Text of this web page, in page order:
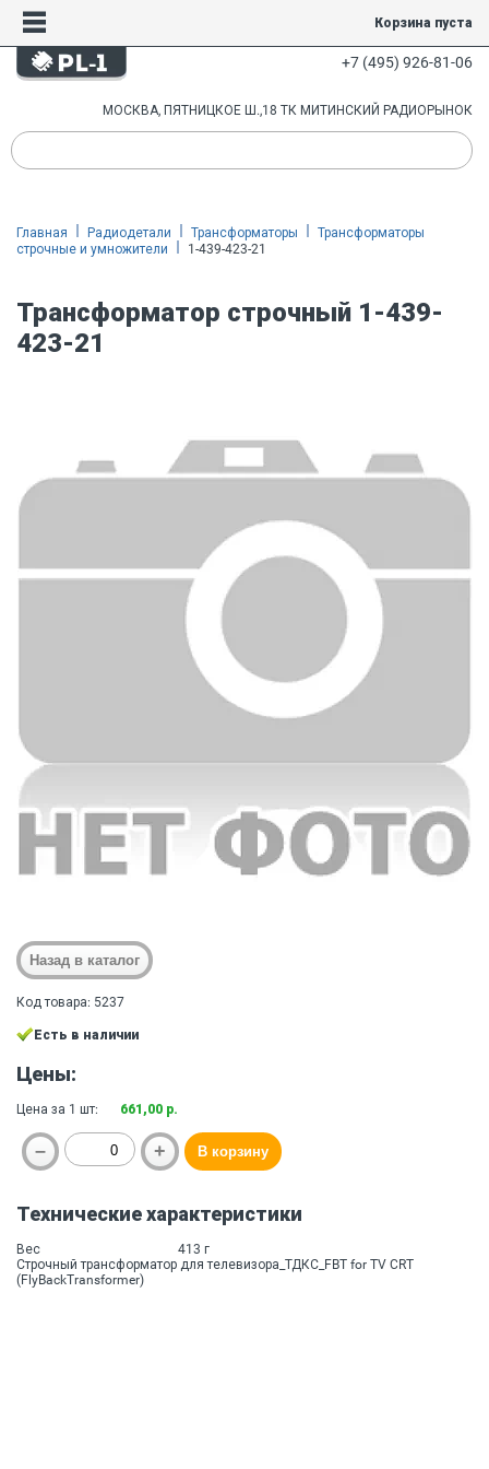
Корзина пуста
+7 (495) 926-81-06
МОСКВА, ПЯТНИЦКОЕ Ш.,18 ТК МИТИНСКИЙ РАДИОРЫНОК
Главная Радиодетали Трансформаторы
Трансформаторы
строчные и умножители
1-439-423-21
Трансформатор строчный 1-439-
423-21
Код товара: 5237
Есть в наличии
Цены:
Цена за 1 шт: 661,00 р.
Технические характеристики
Вес
413 г
Строчный трансформатор для телевизора_ТДКС_FBT for TV CRT
(FlyBackTransformer)